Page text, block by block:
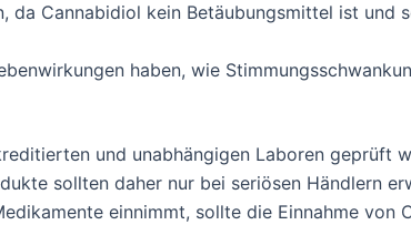
da Cannabidiol kein Betäubungsmittel ist und
haben, wie
und unabhängigen Laboren geprüft
sollten daher nur bei seriösen Händlern
einnimmt, sollte die Einnahme von